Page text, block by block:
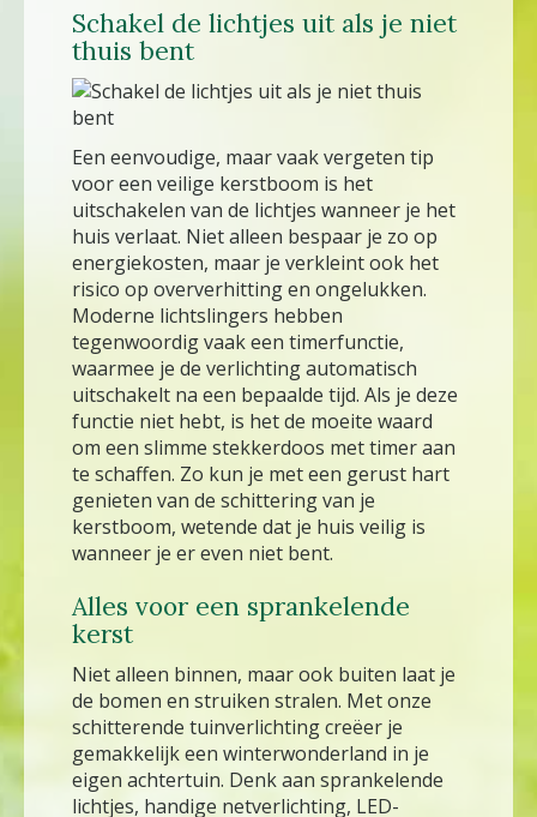
Schakel de lichtjes uit als je niet
thuis bent
Een eenvoudige, maar vaak vergeten tip
voor een veilige kerstboom is het
uitschakelen van de lichtjes wanneer je het
huis verlaat. Niet alleen bespaar je zo op
energiekosten, maar je verkleint ook het
risico op oververhitting en ongelukken.
Moderne lichtslingers hebben
tegenwoordig vaak een timerfunctie,
waarmee je de verlichting automatisch
uitschakelt na een bepaalde tijd. Als je deze
functie niet hebt, is het de moeite waard
om een slimme stekkerdoos met timer aan
te schaffen. Zo kun je met een gerust hart
genieten van de schittering van je
kerstboom, wetende dat je huis veilig is
wanneer je er even niet bent.
Alles voor een sprankelende
kerst
Niet alleen binnen, maar ook buiten laat je
de bomen en struiken stralen. Met onze
schitterende tuinverlichting creëer je
gemakkelijk een winterwonderland in je
eigen achtertuin. Denk aan sprankelende
lichtjes, handige netverlichting, LED-